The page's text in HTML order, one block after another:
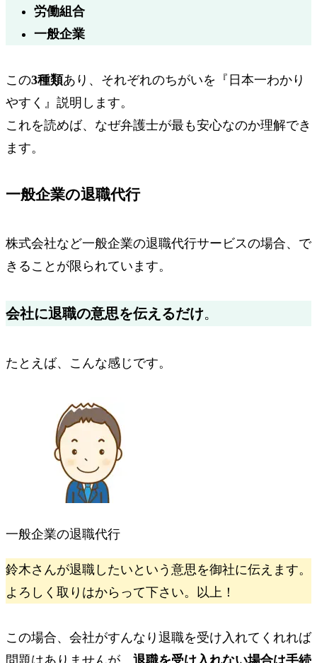
労働組合
一般企業
この3種類あり、それぞれのちがいを『日本一わかり
やすく』説明します。
これを読めば、 なぜ弁護士が最も安心なのか理解でき
ます。
一般企業の退職代行
株式会社など一般企業の退職代行サービスの場合、 で
きることが限られています。
会社に退職の意思を伝えるだけ。
たとえば、こんな感じです。
一般企業の退職代行
鈴木さんが退職したいという意思を御社に伝えます。
よろしく取りはからって下さい。以上！
この場合、会社がすんなり退職を受け入れてくれれば